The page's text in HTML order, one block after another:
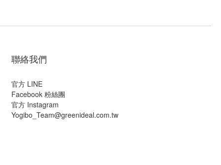
聯絡我們
官方 LINE
Facebook 粉絲團
官方 Instagram
Yogibo_Team@greenideal.com.tw